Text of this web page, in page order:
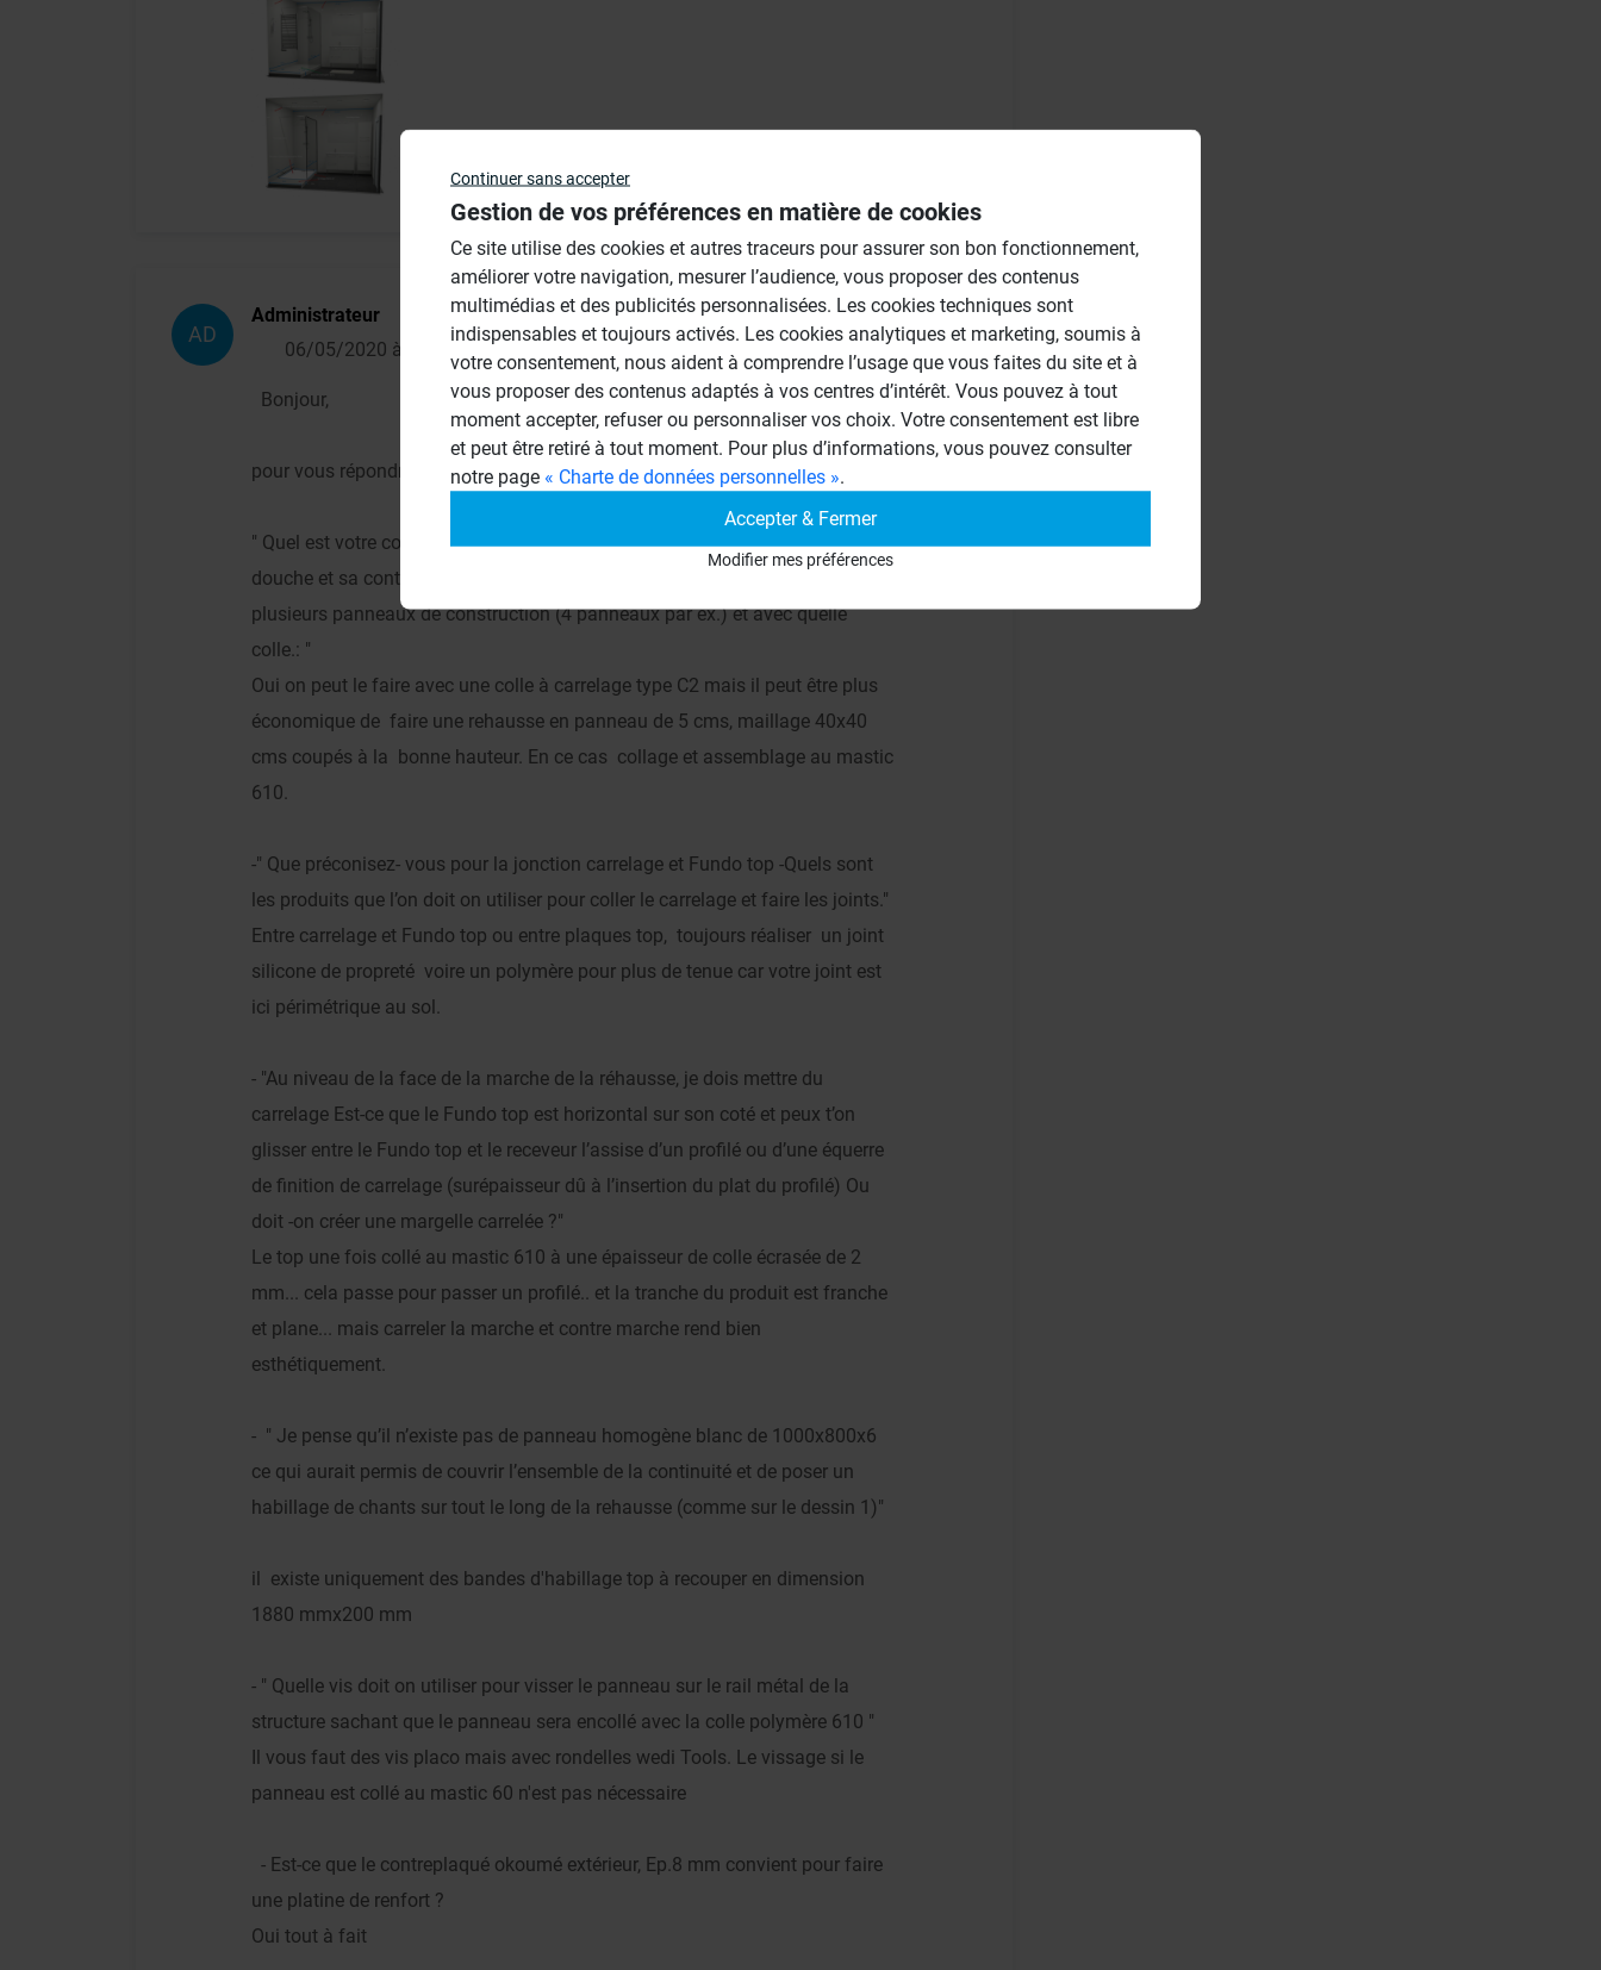
AD
Administrateur
06/05/2020 à 16h05
Bonjour,
pour vous répondre:
" Quel est votre conseil pour construire cette rehausse afin d’obtenir une
douche et sa continuité parfaitement plane. -Peut-on superposer et coller
plusieurs panneaux de construction (4 panneaux par ex.) et avec quelle
colle.: "
Oui on peut le faire avec une colle à carrelage type C2 mais il peut être plus
économique de faire une rehausse en panneau de 5 cms, maillage 40x40
cms coupés à la bonne hauteur. En ce cas collage et assemblage au mastic
610.
-" Que préconisez- vous pour la jonction carrelage et Fundo top -Quels sont
les produits que l’on doit on utiliser pour coller le carrelage et faire les joints."
Entre carrelage et Fundo top ou entre plaques top, toujours réaliser un joint
silicone de propreté voire un polymère pour plus de tenue car votre joint est
ici périmétrique au sol.
- "Au niveau de la face de la marche de la réhausse, je dois mettre du
carrelage Est-ce que le Fundo top est horizontal sur son coté et peux t’on
glisser entre le Fundo top et le receveur l’assise d’un profilé ou d’une équerre
de finition de carrelage (surépaisseur dû à l’insertion du plat du profilé) Ou
doit -on créer une margelle carrelée ?"
Le top une fois collé au mastic 610 à une épaisseur de colle écrasée de 2
mm... cela passe pour passer un profilé.. et la tranche du produit est franche
et plane... mais carreler la marche et contre marche rend bien
esthétiquement.
- " Je pense qu’il n’existe pas de panneau homogène blanc de 1000x800x6
ce qui aurait permis de couvrir l’ensemble de la continuité et de poser un
habillage de chants sur tout le long de la rehausse (comme sur le dessin 1)"
il existe uniquement des bandes d'habillage top à recouper en dimension
1880 mmx200 mm
- " Quelle vis doit on utiliser pour visser le panneau sur le rail métal de la
structure sachant que le panneau sera encollé avec la colle polymère 610 "
Il vous faut des vis placo mais avec rondelles wedi Tools. Le vissage si le
panneau est collé au mastic 60 n'est pas nécessaire
- Est-ce que le contreplaqué okoumé extérieur, Ep.8 mm convient pour faire
une platine de renfort ?
Oui tout à fait
Continuer sans accepter
Gestion de vos préférences en matière de cookies
Ce site utilise des cookies et autres traceurs pour assurer son bon fonctionnement,
améliorer votre navigation, mesurer l’audience, vous proposer des contenus
multimédias et des publicités personnalisées. Les cookies techniques sont
indispensables et toujours activés. Les cookies analytiques et marketing, soumis à
votre consentement, nous aident à comprendre l’usage que vous faites du site et à
vous proposer des contenus adaptés à vos centres d’intérêt. Vous pouvez à tout
moment accepter, refuser ou personnaliser vos choix. Votre consentement est libre
et peut être retiré à tout moment. Pour plus d’informations, vous pouvez consulter
notre page « Charte de données personnelles ».
Accepter & Fermer
Modifier mes préférences